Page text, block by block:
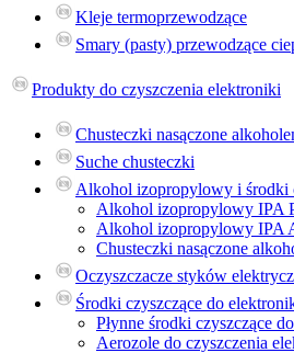
Kleje termoprzewodzące
Smary (pasty) przewodzące
Produkty do czyszczenia elektroniki
Chusteczki nasączone
Suche chusteczki
Alkohol izopropylowy i środki
Alkohol izopropylowy IPA
Alkohol izopropylowy IPA
Chusteczki nasączone
Oczyszczacze styków
Środki czyszczące do
Płynne środki czyszczące
Aerozole do czyszczenia